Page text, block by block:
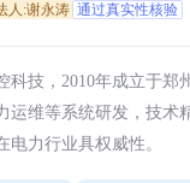
人:谢永涛 通过真实性核验
科技，2010年成立于郑
运维等系统研发，技术
电力行业具权威性。